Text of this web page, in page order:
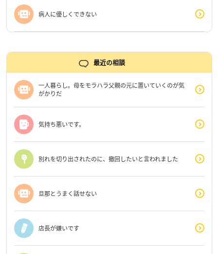
病人に優しくできない
最近の相談
一人暮らし。母をモラハラ父親の元に置いていくのが気
がかりだ
気持ち悪いです。
別れを切り出されたのに、撤回したいと言われました
旦那とうまく話せない
店長が嫌いです